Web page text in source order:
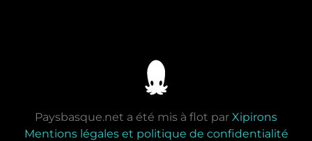
Paysbasque.net a été mis à flot par Xipirons
Mentions légales et politique de confidentialité